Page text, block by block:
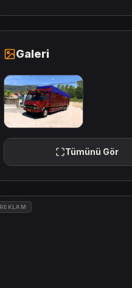
Galeri
Tümünü Gör
REKLAM